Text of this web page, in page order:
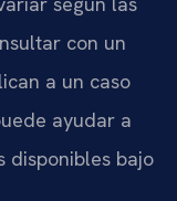
con un
a un caso
ayudar a
disponibles bajo